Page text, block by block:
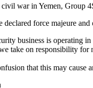
war in Yemen, Group
force majeure
business is operating
take on responsibility for
that this may cause